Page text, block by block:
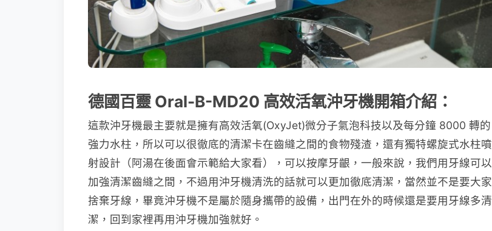
德國百靈 Oral-B-MD20 高效活氧沖牙機開箱介紹：
這款沖牙機最主要就是擁有高效活氧(OxyJet)微分子氣泡科技以及每分鐘 8000 轉的
強力水柱，所以可以很徹底的清潔卡在齒縫之間的食物殘渣，還有獨特螺旋式水柱噴
射設計（阿湯在後面會示範給大家看），可以按摩牙齦，一般來說，我們用牙線可以
加強清潔齒縫之間，不過用沖牙機清洗的話就可以更加徹底清潔，當然並不是要大家
捨棄牙線，畢竟沖牙機不是屬於隨身攜帶的設備，出門在外的時候還是要用牙線多清
潔，回到家裡再用沖牙機加強就好。